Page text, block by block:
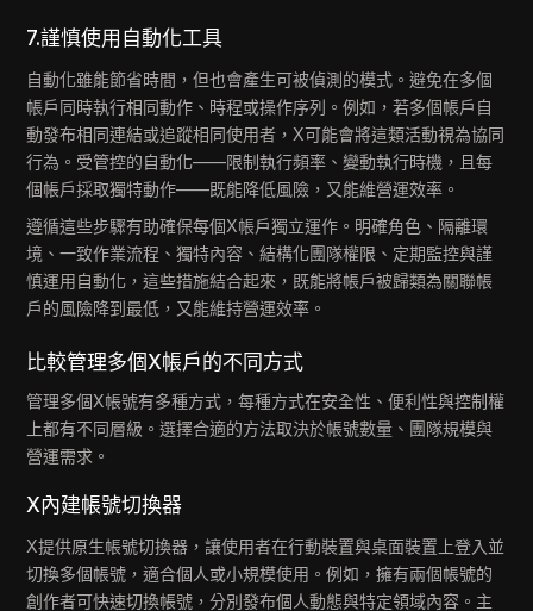
7.謹慎使用自動化工具
自動化雖能節省時間，但也會產生可被偵測的模式。避免在多個
帳戶同時執行相同動作、時程或操作序列。例如，若多個帳戶自
動發布相同連結或追蹤相同使用者，X可能會將這類活動視為協同
行為。受管控的自動化——限制執行頻率、變動執行時機，且每
個帳戶採取獨特動作——既能降低風險，又能維營運效率。
遵循這些步驟有助確保每個X帳戶獨立運作。明確角色、隔離環
境、一致作業流程、獨特內容、結構化團隊權限、定期監控與謹
慎運用自動化，這些措施結合起來，既能將帳戶被歸類為關聯帳
戶的風險降到最低，又能維持營運效率。
比較管理多個X帳戶的不同方式
管理多個X帳號有多種方式，每種方式在安全性、便利性與控制權
上都有不同層級。選擇合適的方法取決於帳號數量、團隊規模與
營運需求。
X內建帳號切換器
X提供原生帳號切換器，讓使用者在行動裝置與桌面裝置上登入並
切換多個帳號，適合個人或小規模使用。例如，擁有兩個帳號的
創作者可快速切換帳號，分別發布個人動態與特定領域內容。主